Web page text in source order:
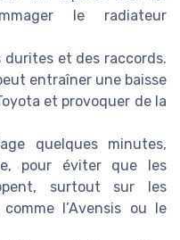
le radiateur
durites et des raccords.
entraîner une baisse
et provoquer de la
quelques minutes,
pour éviter que les
surtout sur les
l’Avensis ou le